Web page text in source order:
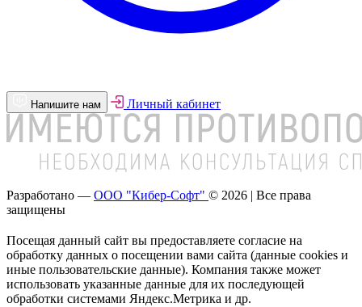
Напишите нам Личный кабинет
Разработано — ООО "Кибер-Софт" © 2026 | Все права
защищены
Посещая данный сайт вы предоставляете согласие на
обработку данных о посещении вами сайта (данные cookies и
иные пользовательские данные). Компания также может
использовать указанные данные для их последующей
обработки системами Яндекс.Метрика и др.